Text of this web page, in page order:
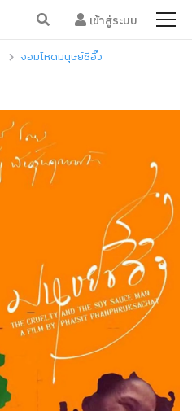
เข้าสู่ระบบ
จอมโหดมนุษย์ซีอิ๊ว